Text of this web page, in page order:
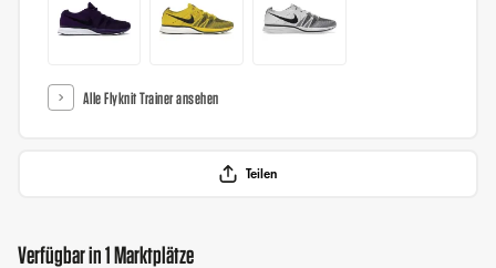
Alle Flyknit Trainer ansehen
Teilen
Verfügbar in 1 Marktplätze